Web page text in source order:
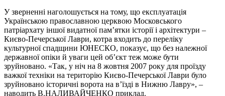
У зверненні наголошується на тому, що експлуатація
Українською православною церквою Московського
патріархату іншої видатної пам’ятки історії і архітектури –
Києво-Печерської Лаври, котра входить до переліку
культурної спадщини ЮНЕСКО, показує, що без належної
державної опіки й уваги цей об’єкт теж може бути
зруйновано. «Так, у ніч на 8 жовтня 2007 року для проїзду
важкої техніки на територію Києво-Печерської Лаври було
зруйновано історичні ворота на в’їзді в Нижню Лавру», –
наводить В.НАЛИВАЙЧЕНКО приклад.